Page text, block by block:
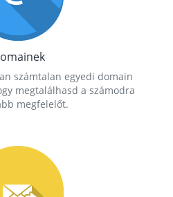
számtalan egyedi domain
megtalálhasd a számodra
megfelelőt.